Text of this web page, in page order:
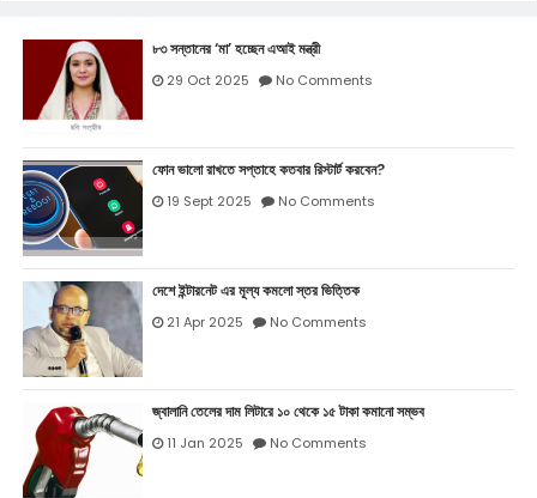
৮৩ সন্তানের ‘মা’ হচ্ছেন এআই মন্ত্রী
29 Oct 2025 No Comments
ফোন ভালো রাখতে সপ্তাহে কতবার রিস্টার্ট করবেন?
19 Sept 2025 No Comments
দেশে ইন্টারনেট এর মূল্য কমলো স্তর ভিত্তিক
21 Apr 2025 No Comments
জ্বালানি তেলের দাম লিটারে ১০ থেকে ১৫ টাকা কমানো সম্ভব
11 Jan 2025 No Comments